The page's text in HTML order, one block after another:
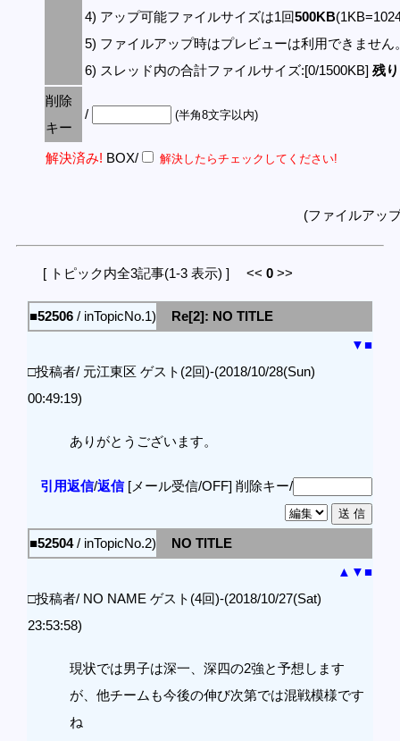
4) アップ可能ファイルサイズは1回500KB
5) ファイルアップ時はプレビューは利用できません
6) スレッド内の合計ファイルサイズ:[0/1500KB] 残
削除
キー
/ (半角8文字以内)
解決済み! BOX/ 解決したらチェックしてください!
(ファイルアッ
[ トピック内全3記事(1-3 表示) ] << 0 >>
■52506 / inTopicNo.1)
Re[2]: NO TITLE
▼■
□投稿者/ 元江東区 ゲスト(2回)-(2018/10/28(Sun)
00:49:19)
ありがとうございます。
引用返信/返信[メール受信/OFF] 削除キー/
■52504/ inTopicNo.2)
NO TITLE
▲ ▼■
□投稿者/ NO NAME ゲスト(4回)-(2018/10/27(Sat)
23:53:58)
現状では男子は深一、深四の2強と予想します
が、他チームも今後の伸び次第では混戦模様です
ね